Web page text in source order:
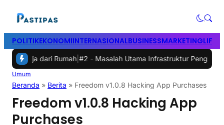
POLITIKEKONOMIINTERNASIONALBUSINESSMARKETING
dari Rumah|#2 -Masalah Utama Infrastruktur Pengisian
Umum
Beranda » Berita » Freedom v1.0.8 Hacking App Purchases
Freedom v1.0.8 Hacking App
Purchases